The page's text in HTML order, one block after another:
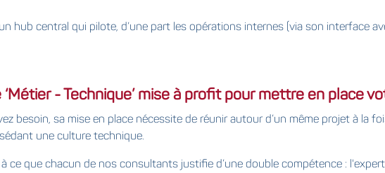
hub central qui pilote, d’une part les opérations internes (via son interface
- Technique’ mise à profit pour mettre en place
besoin, sa mise en place nécessite de réunir autour d’un même projet à la
une culture technique.
ce que chacun de nos consultants justifie d’une double compétence :